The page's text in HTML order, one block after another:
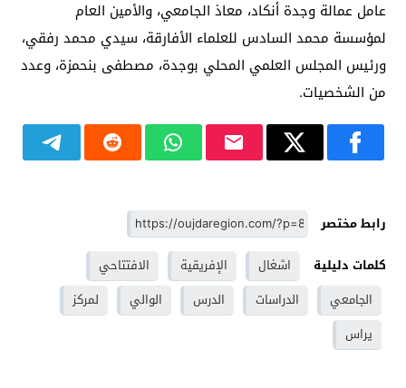
عامل عمالة وجدة أنكاد، معاذ الجامعي، والأمين العام
لمؤسسة محمد السادس للعلماء الأفارقة، سيدي محمد رفقي،
ورئيس المجلس العلمي المحلي بوجدة، مصطفى بنحمزة، وعدد
من الشخصيات.
رابط مختصر
كلمات دليلية
اشغال الإفريقية
الافتتاحي
الجامعي
الدراسات الدرس الوالي
لمركز
يراس